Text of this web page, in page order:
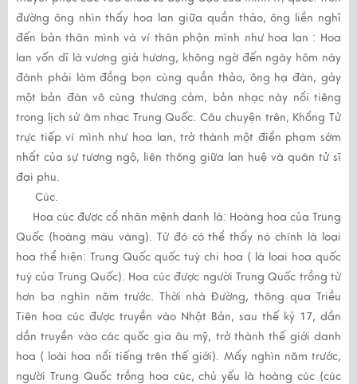
đường ông nhìn thấy hoa lan giữa quần thảo, ông liền nghĩ
đến bản thân mình và ví thân phận mình như hoa lan : Hoa
lan vốn dĩ là vương giả hương, không ngờ đến ngày hôm này
đành phải làm đồng bọn cùng quần thảo, ông hạ đàn, gảy
một bản đàn vô cùng thương cảm, bản nhạc này nổi tiêng
trong lịch sử âm nhạc Trung Quốc. Câu chuyện trên, Khổng Tử
trực tiếp ví mình như hoa lan, trở thành một điển phạm sớm
nhất của sự tương ngộ, liên thông giữa lan huệ và quân tử sĩ
đại phu.
Cúc.
Hoa cúc được cổ nhân mệnh danh là: Hoàng hoa của Trung
Quốc (hoàng màu vàng). Từ đó có thể thấy nó chính là loại
hoa thể hiện: Trung Quốc quốc tuỳ chi hoa ( là loai hoa quốc
tuý của Trung Quốc). Hoa cúc được người Trung Quốc trồng từ
hơn ba nghìn năm trước. Thời nhà Đường, thông qua Triều
Tiên hoa cúc được truyền vào Nhật Bản, sau thế kỷ 17, dần
dần truyền vào các quốc gia âu mỹ, trở thành thế giới danh
hoa ( loài hoa nổi tiếng trên thế giới). Mấy nghìn năm trước,
người Trung Quốc trồng hoa cúc, chủ yếu là hoàng cúc (cúc